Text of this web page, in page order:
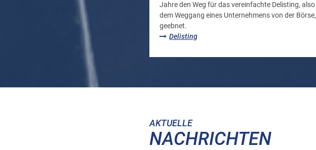
Jahre den Weg für das vereinfachte Delisting, also
dem Weggang eines Unternehmens von der Börse,
geebnet.
Delisting
AKTUELLE
NACHRICHTEN